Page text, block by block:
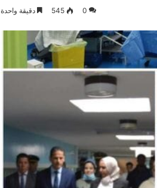
0
545 دقيقة واحدة